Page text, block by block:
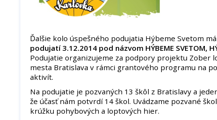
Ďalšie kolo úspešného podujatia Hýbeme Svetom
podujatí 3.12.2014 pod názvom HÝBEME SVETOM,
Podujatie organizujeme za podpory projektu Zober
mesta Bratislava v rámci grantového programu na
aktivít.
Na podujatie je pozvaných 13 škôl z Bratislavy a
že účasť nám potvrdí 14 škol. Uvádzame pozvané
krúžku pohybových a loptových hier.